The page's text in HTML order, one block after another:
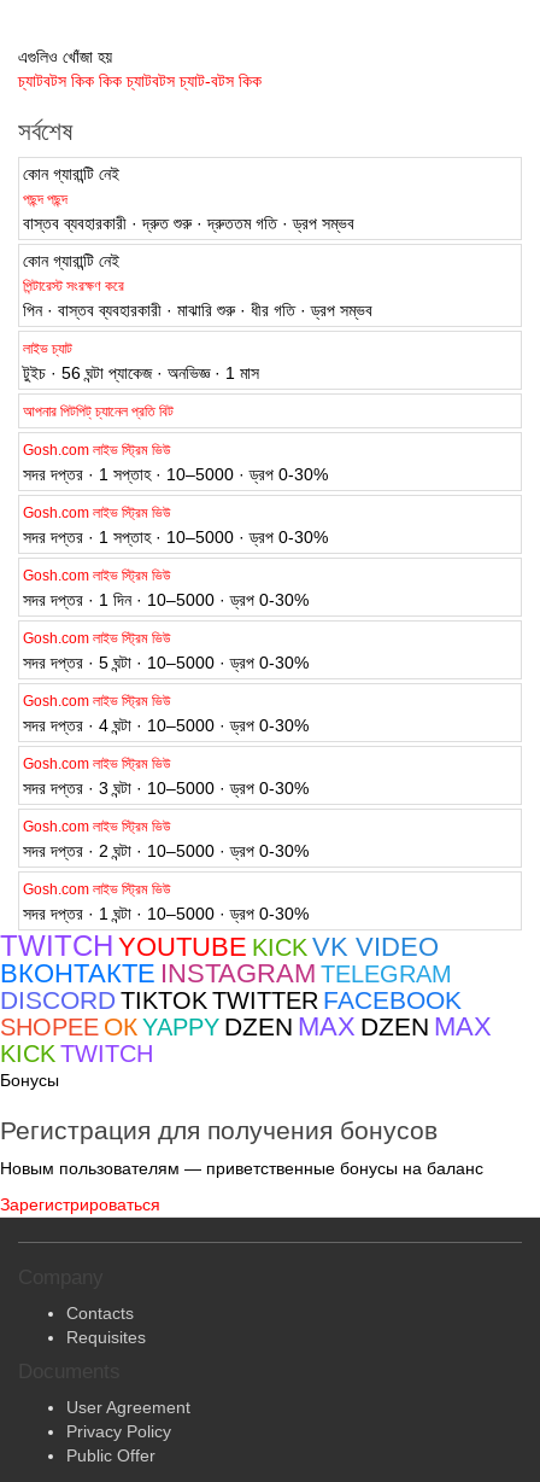
এগুলিও খোঁজা হয়
চ্যাটবটস কিক কিক চ্যাটবটস চ্যাট-বটস কিক
সর্বশেষ
কোন গ্যারান্টি নেই
পছন্দ পছন্দ
বাস্তব ব্যবহারকারী · দ্রুত শুরু · দ্রুততম গতি · ড্রপ সম্ভব
কোন গ্যারান্টি নেই
পিন্টারেস্ট সংরক্ষণ করে
পিন · বাস্তব ব্যবহারকারী · মাঝারি শুরু · ধীর গতি · ড্রপ সম্ভব
লাইভ চ্যাট
টুইচ · 56 ঘন্টা প্যাকেজ · অনভিজ্ঞ · 1 মাস
আপনার পিটপিট্ চ্যানেল প্রতি বিট
Gosh.com লাইভ স্ট্রিম ভিউ
সদর দপ্তর · 1 সপ্তাহ · 10–5000 · ড্রপ 0-30%
Gosh.com লাইভ স্ট্রিম ভিউ
সদর দপ্তর · 1 সপ্তাহ · 10–5000 · ড্রপ 0-30%
Gosh.com লাইভ স্ট্রিম ভিউ
সদর দপ্তর · 1 দিন · 10–5000 · ড্রপ 0-30%
Gosh.com লাইভ স্ট্রিম ভিউ
সদর দপ্তর · 5 ঘন্টা · 10–5000 · ড্রপ 0-30%
Gosh.com লাইভ স্ট্রিম ভিউ
সদর দপ্তর · 4 ঘন্টা · 10–5000 · ড্রপ 0-30%
Gosh.com লাইভ স্ট্রিম ভিউ
সদর দপ্তর · 3 ঘন্টা · 10–5000 · ড্রপ 0-30%
Gosh.com লাইভ স্ট্রিম ভিউ
সদর দপ্তর · 2 ঘন্টা · 10–5000 · ড্রপ 0-30%
Gosh.com লাইভ স্ট্রিম ভিউ
সদর দপ্তর · 1 ঘন্টা · 10–5000 · ড্রপ 0-30%
TWITCH YOUTUBE KICK VK VIDEO
ВКОНТАКТЕ INSTAGRAM TELEGRAM
DISCORD TIKTOK TWITTER FACEBOOK
SHOPEE ОКYAPPY DZEN MAX DZEN MAX
KICK TWITCH
Бонусы
Регистрация для получения бонусов
Новым пользователям — приветственные бонусы на баланс
Зарегистрироваться
Contacts
Requisites
User Agreement
Privacy Policy
Public Offer